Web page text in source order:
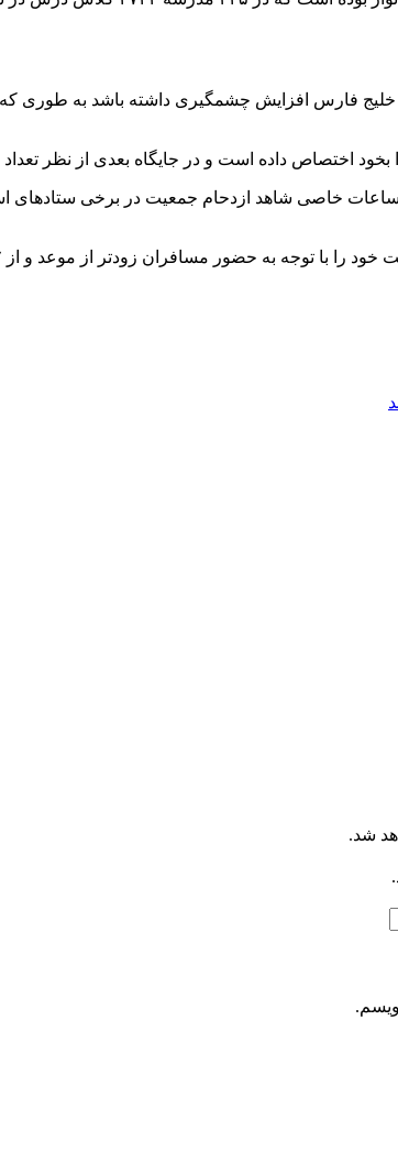
خلیج فارس افزایش چشمگیری داشته باشد به طوری
اختصاص داده است و در جایگاه بعدی از نظر
خاصی شاهد ازدحام جمعیت در برخی ستادهای
شد.